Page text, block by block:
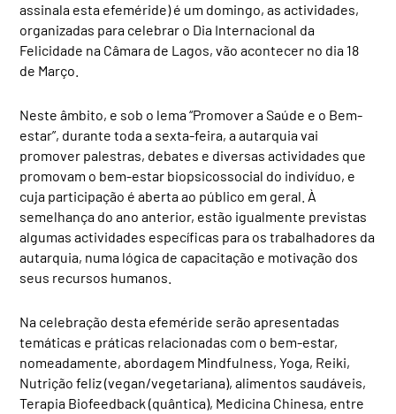
assinala esta efeméride) é um domingo, as actividades,
organizadas para celebrar o Dia Internacional da
Felicidade na Câmara de Lagos, vão acontecer no dia 18
de Março.
Neste âmbito, e sob o lema “Promover a Saúde e o Bem-
estar”, durante toda a sexta-feira, a autarquia vai
promover palestras, debates e diversas actividades que
promovam o bem-estar biopsicossocial do indivíduo, e
cuja participação é aberta ao público em geral. À
semelhança do ano anterior, estão igualmente previstas
algumas actividades específicas para os trabalhadores da
autarquia, numa lógica de capacitação e motivação dos
seus recursos humanos.
Na celebração desta efeméride serão apresentadas
temáticas e práticas relacionadas com o bem-estar,
nomeadamente, abordagem Mindfulness, Yoga, Reiki,
Nutrição feliz (vegan/vegetariana), alimentos saudáveis,
Terapia Biofeedback (quântica), Medicina Chinesa, entre